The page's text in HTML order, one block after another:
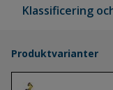
Klassificering
Produktvarianter